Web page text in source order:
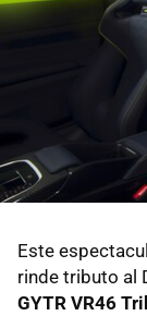
Este
rinde tributo al
GYTR VR46